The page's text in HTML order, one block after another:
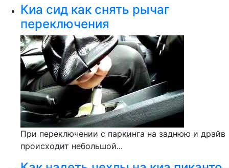
Киа сид как снять рычаг
переключения
При переключении с паркинга на заднюю и драйв
происходит небольшой...